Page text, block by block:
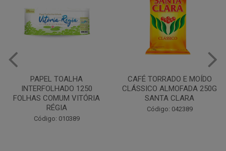
CAFÉ TORRADO E MOÍDO
CLÁSSICO ALMOFADA 250G
SANTA CLARA
Código: 042389
Copo Plástico Branco 180ml
Pacote c/100 - Cristalcopo
Código: 031413